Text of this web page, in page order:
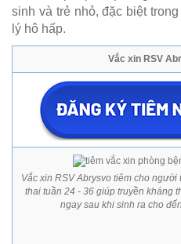
sinh và trẻ nhỏ, đặc biệt
lý hô hấp.
Vắc xin RSV
Vắc xin RSV Abrysvo tiêm cho
thai tuần 24 - 36 giúp truyền kháng
ngay sau khi sinh ra cho